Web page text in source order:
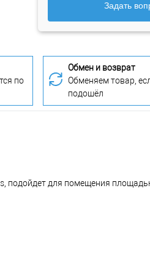
Задать
по
Обмен и возврат
Обменяем товар,
подошёл
подойдет для помещения